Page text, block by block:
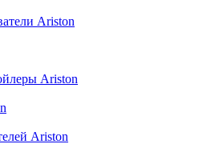
Ariston
Ariston
Ariston